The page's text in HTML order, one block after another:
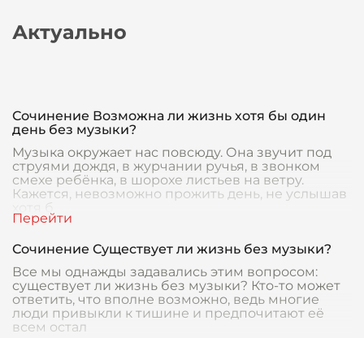
Актуально
Сочинение Возможна ли жизнь хотя бы один
день без музыки?
Музыка окружает нас повсюду. Она звучит под
струями дождя, в журчании ручья, в звонком
смехе ребёнка, в шорохе листьев на ветру.
Кажется, невозможно прожить день, не услышав
хотя б
Сочинение Существует ли жизнь без музыки?
Все мы однажды задавались этим вопросом:
существует ли жизнь без музыки? Кто-то может
ответить, что вполне возможно, ведь многие
люди привыкли к тишине и предпочитают её
всем остал